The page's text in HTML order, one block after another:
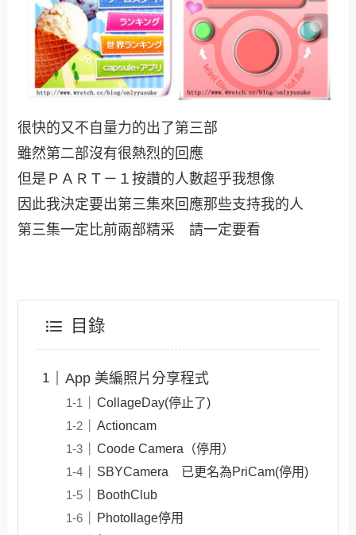
很快的又不自量力的出了第三部
雖然第二部沒有很熱烈的回應
但是ＰＡＲＴ－１按讚的人數超乎我想像
因此我決定要出第三集來回應那些支持我的人
第三集一定比前兩部精采 請一定要看
目錄
App 美編照片分享程式
CollageDay(停止了)
Actioncam
Coode Camera（停用）
SBYCamera 已更名為PriCam(停用)
BoothClub
Photollage停用